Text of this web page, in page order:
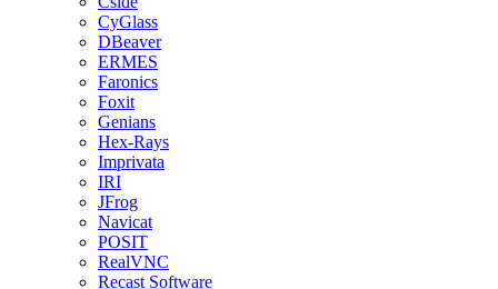
CyGlass
DBeaver
ERMES
Faronics
Foxit
Genians
Hex-Rays
Imprivata
IRI
JFrog
Navicat
POSIT
RealVNC
Recast Software